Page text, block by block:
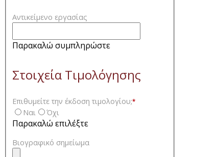
Αντικείμενο εργασίας
Παρακαλώ συμπληρώστε
Στοιχεία Τιμολόγησης
Επιθυμείτε την έκδοση τιμολογίου;*
Ναι Όχι
Παρακαλώ επιλέξτε
Βιογραφικό σημείωμα